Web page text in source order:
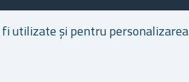
fi utilizate și pentru personalizarea